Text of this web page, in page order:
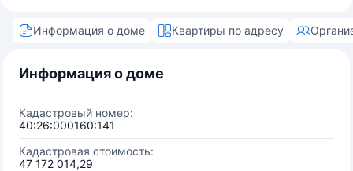
Информация о доме Квартиры по адресу
Информация о доме
Кадастровый номер:
40:26:000160:141
Кадастровая стоимость:
47 172 014,29